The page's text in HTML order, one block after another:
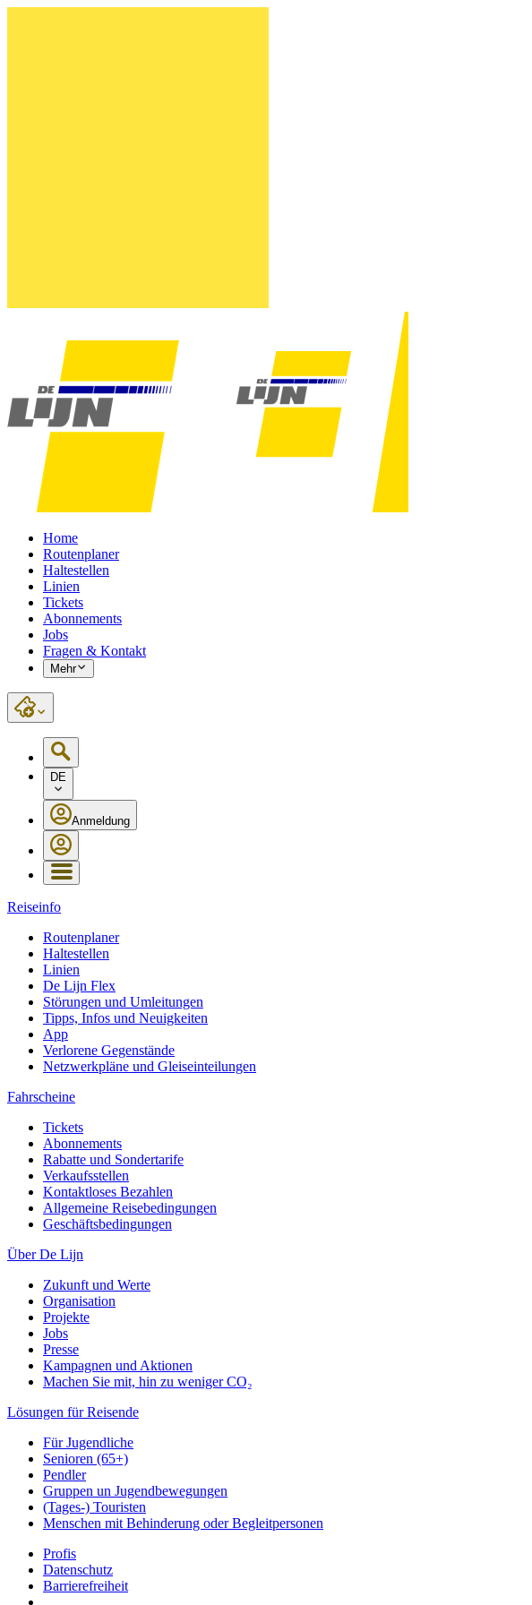
Home
Routenplaner
Haltestellen
Linien
Tickets
Abonnements
Jobs
Fragen & Kontakt
Mehr
DE
Anmeldung
Reiseinfo
Routenplaner
Haltestellen
Linien
De Lijn Flex
Störungen und Umleitungen
Tipps, Infos und Neuigkeiten
App
Verlorene Gegenstände
Netzwerkpläne und Gleiseinteilungen
Fahrscheine
Tickets
Abonnements
Rabatte und Sondertarife
Verkaufsstellen
Kontaktloses Bezahlen
Allgemeine Reisebedingungen
Geschäftsbedingungen
Über De Lijn
Zukunft und Werte
Organisation
Projekte
Jobs
Presse
Kampagnen und Aktionen
Machen Sie mit, hin zu weniger CO₂
Lösungen für Reisende
Für Jugendliche
Senioren (65+)
Pendler
Gruppen un Jugendbewegungen
(Tages-) Touristen
Menschen mit Behinderung oder Begleitpersonen
Profis
Datenschutz
Barrierefreiheit